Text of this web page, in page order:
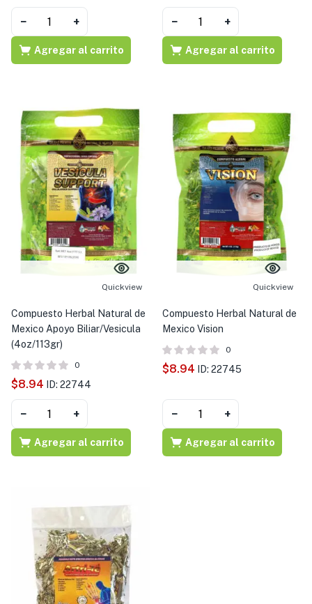
− +
Agregar al carrito
− +
Agregar al carrito
Quickview
Compuesto Herbal Natural de
Mexico Apoyo Biliar/Vesicula
(4oz/113gr)
0
$8.94 ID: 22744
− +
Agregar al carrito
Quickview
Compuesto Herbal Natural de
Mexico Vision
0
$8.94 ID: 22745
− +
Agregar al carrito